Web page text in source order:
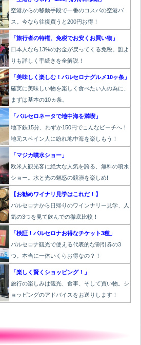
空港からの移動手段で一番のコスパの空港バ
ス。今なら往復買うと200円お得！
「旅行者の特権、免税でお安くお買い物」
日本人なら13%のお金が戻ってくる免税。誰よ
りも詳しく手続きを全解説！
「美味しく楽しむ！バルセロナグルメ10ヶ条」
確実に美味しい物を楽しく食べたい人の為に、
まずは基本の10ヵ条。
「バルセロネータで地中海を満喫」
地下鉄15分、わずか150円でこんなビーチへ！
地元スペイン人に紛れ地中海を楽しもう！
「マジカ噴水ショー」
欧米人観光客に絶大な人気を誇る、無料の噴水
ショー。水と光の魅惑の競演を楽しめ!
【お勧めワイナリ見学はこれだ！】
バルセロナから日帰りのワインナリー見学、人
気の3つを見て飲んでの徹底比較！
「検証！バルセロナお得なチケット3種」
バルセロナ観光で使える代表的な割引券の3
つ。本当に一体いくらお得なの？！
「楽しく賢くショッピング！」
旅行の楽しみは観光、食事、そして買い物。シ
ョッピングのアドバイスをお送りします！